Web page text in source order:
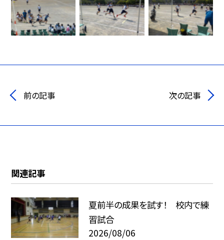
前の記事 次の記事
関連記事
夏前半の成果を試す！ 校内で練
習試合
2026/08/06